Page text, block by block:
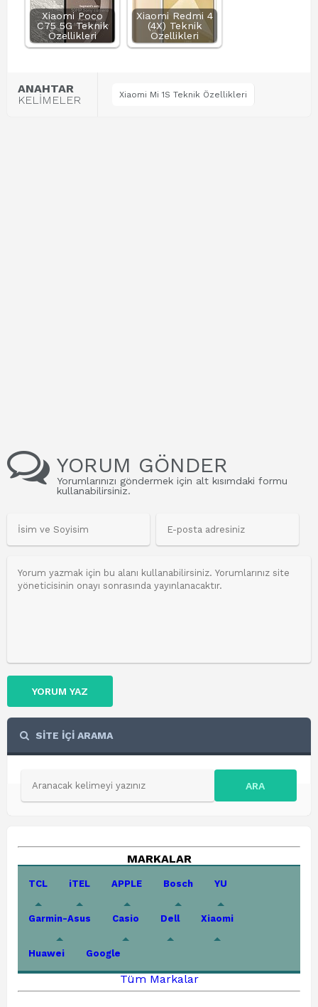
Xiaomi Poco
C75 5G Teknik
Özellikleri
Xiaomi Redmi 4
(4X) Teknik
Özellikleri
ANAHTAR
KELİMELER
Xiaomi Mi 1S Teknik Özellikleri
YORUM GÖNDER
Yorumlarınızı göndermek için alt kısımdaki formu
kullanabilirsiniz.
YORUM YAZ
SİTE İÇİ ARAMA
ARA
MARKALAR
TCL iTEL APPLE Bosch YU
Garmin-Asus Casio Dell Xiaomi
Huawei Google
Tüm Markalar